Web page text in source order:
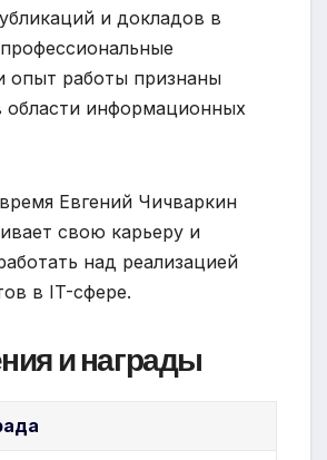
и докладов в
опыт работы признаны
области информационных
Евгений Чичваркин
свою карьеру и
над реализацией
в IT-сфере.
и награды